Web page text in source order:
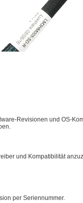
Revisionen und OS-
und Kompatibilität
per Seriennummer.